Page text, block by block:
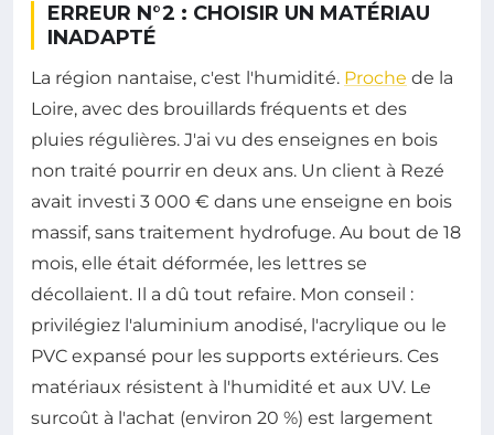
ERREUR N°2 : CHOISIR UN MATÉRIAU
INADAPTÉ
La région nantaise, c'est l'humidité. Proche de la
Loire, avec des brouillards fréquents et des
pluies régulières. J'ai vu des enseignes en bois
non traité pourrir en deux ans. Un client à Rezé
avait investi 3 000 € dans une enseigne en bois
massif, sans traitement hydrofuge. Au bout de 18
mois, elle était déformée, les lettres se
décollaient. Il a dû tout refaire. Mon conseil :
privilégiez l'aluminium anodisé, l'acrylique ou le
PVC expansé pour les supports extérieurs. Ces
matériaux résistent à l'humidité et aux UV. Le
surcoût à l'achat (environ 20 %) est largement